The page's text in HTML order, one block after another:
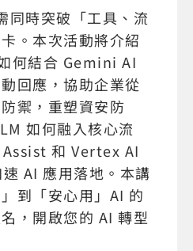
同時突破「工具、流
。本次活動將介紹
何結合 Gemini AI
回應，協助企業從
禦，重塑資安防
如何融入核心流
和 Vertex AI
AI 應用落地。本講
到「安心用」AI 的
，開啟您的 AI 轉型